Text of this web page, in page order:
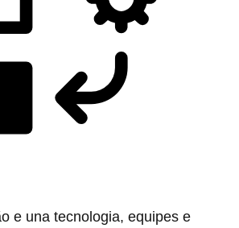
e una tecnologia, equipes e